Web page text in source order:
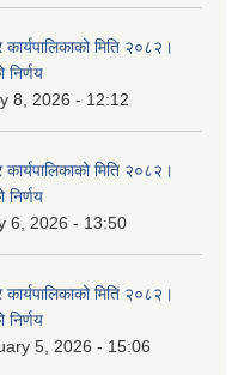
मिति २०८२।
8, 2026 - 12:12
मिति २०८२।
6, 2026 - 13:50
मिति २०८२।
5, 2026 - 15:06